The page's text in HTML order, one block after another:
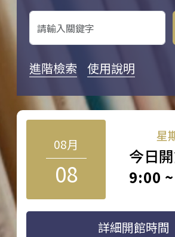
進階檢索 使用說明
08月
08
星
今日
9:00
詳細開館時間